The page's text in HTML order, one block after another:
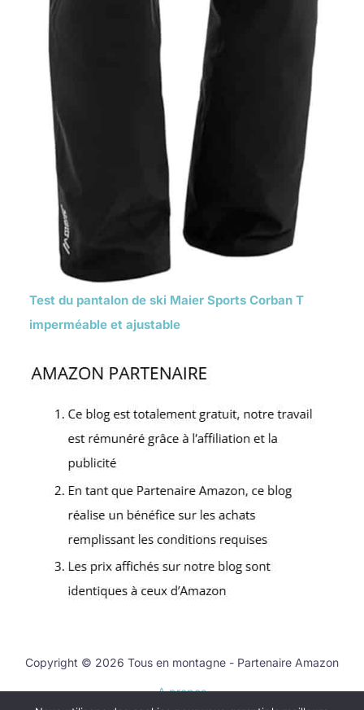
Test du pantalon de ski Maier Sports Corban T
imperméable et ajustable
Copyright © 2026 Tous en montagne - Partenaire Amazon
A propos